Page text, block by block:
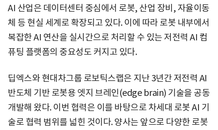
AI 산업은 데이터센터 중심에서 로봇, 산업 장비, 자율이동
체 등 현실 세계로 확장되고 있다. 이에 따라 로봇 내부에서
복잡한 AI 연산을 실시간으로 처리할 수 있는 저전력 AI 컴
퓨팅 플랫폼의 중요성도 커지고 있다.
딥엑스와 현대차그룹 로보틱스랩은 지난 3년간 저전력 AI
반도체 기반 로봇용 엣지 브레인(edge brain) 기술을 공동
개발해 왔다. 이번 협력은 이를 바탕으로 차세대 로봇 AI 기
술로 협력 범위를 넓힌 것이다. 양사는 앞으로 다양한 로봇